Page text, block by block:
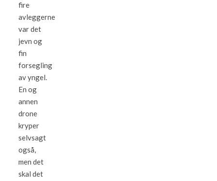
fire
avleggerne
var det
jevn og
fin
forsegling
av yngel.
En og
annen
drone
kryper
selvsagt
også,
men det
skal det